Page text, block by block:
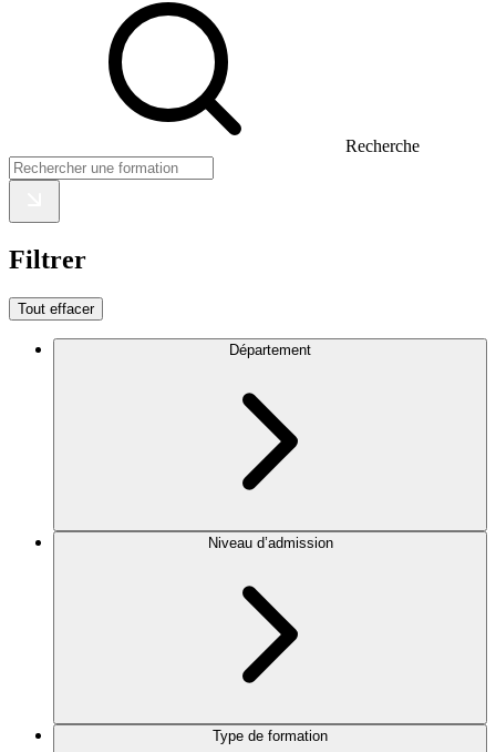
Recherche
Filtrer
Tout effacer
Département
Niveau d’admission
Type de formation